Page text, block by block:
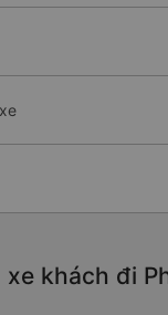
xe khách đi